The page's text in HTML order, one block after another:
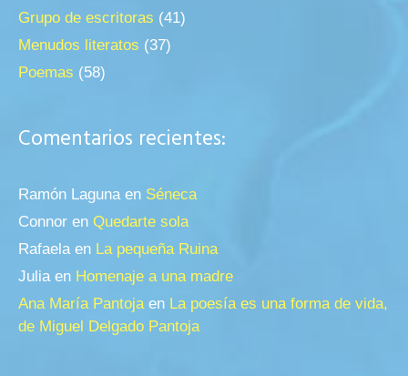
Grupo de escritoras (41)
Menudos literatos (37)
Poemas (58)
Comentarios recientes:
Ramón Lagunaen Séneca
Connor en Quedarte sola
Rafaelaen La pequeña Ruina
Juliaen Homenaje a una madre
Ana María Pantojaen La poesía es una forma de vida,
de Miguel Delgado Pantoja